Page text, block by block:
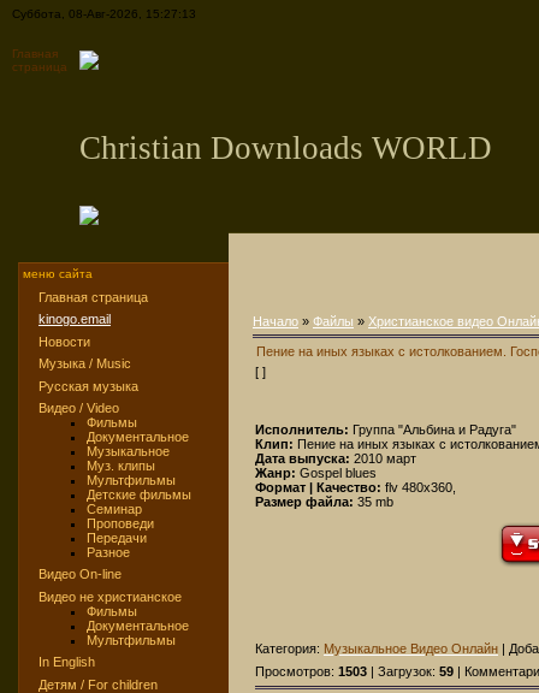
Суббота, 08-Авг-2026, 15:27:13
Главная
страница
Christian Downloads WORLD
меню сайта
Главная страница
kinogo.email
Новости
Музыка / Music
Русская музыка
Видео / Video
Фильмы
Документальное
Музыкальное
Муз. клипы
Мультфильмы
Детские фильмы
Семинар
Проповеди
Передачи
Разное
Видео On-line
Видео не христианское
Фильмы
Документальное
Мультфильмы
In English
Детям / For children
Начало » Файлы » Христианское видео
Пение на иных языках с истолкованием.
[ ]
Исполнитель: Группа "Альбина и Радуга"
Клип: Пение на иных языках с
Дата выпуска: 2010 март
Жанр: Gospel blues
Формат | Качество: flv 480x360,
Размер файла: 35 mb
Категория: Музыкальное Видео Онлайн |
Просмотров: 1503 | Загрузок: 59 |